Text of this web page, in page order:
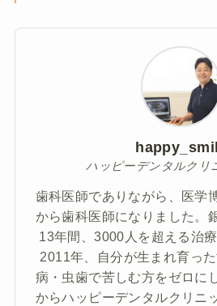
ハッピーデンタルクリ
歯科医師でありながら、医学
から歯科医師になりました。
13年間、3000人を超える治
2011年、自分が生まれ育っ
病・虫歯で苦しむ方をゼロに
からハッピーデンタルクリニ